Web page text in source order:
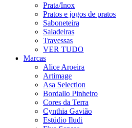
Prata/Inox
Pratos e jogos de pratos
Saboneteira
Saladeiras
Travessas
VER TUDO
Marcas
Alice Aroeira
Artimage
Asa Selection
Bordallo Pinheiro
Cores da Terra
Cynthia Gavião
Estúdio Iludi